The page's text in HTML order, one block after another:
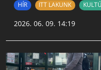
HÍR ITT LAKUNK
2026. 06. 09. 14:19